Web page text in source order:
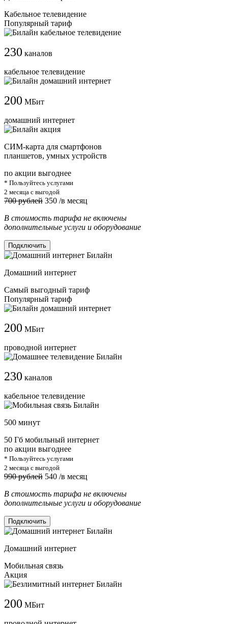
Кабельное телевидение
Популярный тариф
230 каналов
кабельное телевидение
200 МБит
домашний интернет
СИМ-карта для смартфонов
планшетов, умных устройств
по акции выгоднее
* Пользуйтесь услугами
2 месяца с выгодой
700 рублей 350 /в месяц
В стоимость тарифа не включены
дополнительные услуги и оборудование
Подключить
Домашний интернет
Самый выгодный тариф
Популярный тариф
200 МБит
проводной интернет
230 каналов
кабельное телевидение
500 минут
50 Гб мобильный интернет
по акции выгоднее
* Пользуйтесь услугами
2 месяца с выгодой
990 рублей 540 /в месяц
В стоимость тарифа не включены
дополнительные услуги и оборудование
Подключить
Домашний интернет
Мобильная связь
Акция
200 МБит